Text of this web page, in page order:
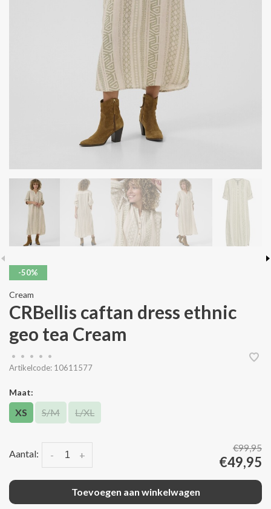
-50%
Cream
CRBellis caftan dress ethnic
geo tea Cream
• • • •
•
Artikelcode: 10611577
Maat:
XS S/M L/XL
Aantal: +
-
€99,95
€49,95
Toevoegen aan winkelwagen